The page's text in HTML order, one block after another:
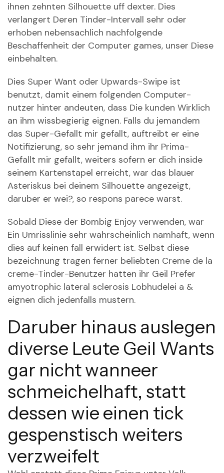
ihnen zehnten Silhouette uff dexter. Dies
verlangert Deren Tinder-Intervall sehr oder
erhoben nebensachlich nachfolgende
Beschaffenheit der Computer games, unser Diese
einbehalten.
Dies Super Want oder Upwards-Swipe ist
benutzt, damit einem folgenden Computer-
nutzer hinter andeuten, dass Die kunden Wirklich
an ihm wissbegierig eignen. Falls du jemandem
das Super-Gefallt mir gefallt, auftreibt er eine
Notifizierung, so sehr jemand ihm ihr Prima-
Gefallt mir gefallt, weiters sofern er dich inside
seinem Kartenstapel erreicht, war das blauer
Asteriskus bei deinem Silhouette angezeigt,
daruber er wei?, so respons parece warst.
Sobald Diese der Bombig Enjoy verwenden, war
Ein Umrisslinie sehr wahrscheinlich namhaft, wenn
dies auf keinen fall erwidert ist. Selbst diese
bezeichnung tragen ferner beliebten Creme de la
creme-Tinder-Benutzer hatten ihr Geil Prefer
amyotrophic lateral sclerosis Lobhudelei a &
eignen dich jedenfalls mustern.
Daruber hinaus auslegen
diverse Leute Geil Wants
gar nicht wanneer
schmeichelhaft, statt
dessen wie einen tick
gespenstisch weiters
verzweifelt